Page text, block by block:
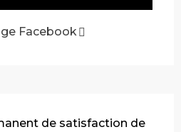
Facebook
de satisfaction de